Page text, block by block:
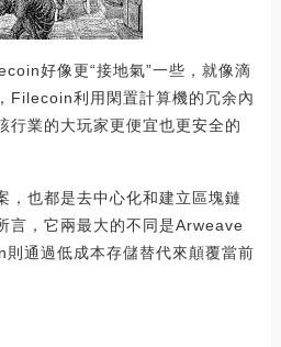
好像更“接地氣”一些，就像滴
Filecoin利用閑置計算機的冗余內
行業的大玩家更便宜也更安全的
，也都是去中心化和建立區塊鏈
言，它兩最大的不同是Arweave
通過低成本存儲替代來顛覆當前